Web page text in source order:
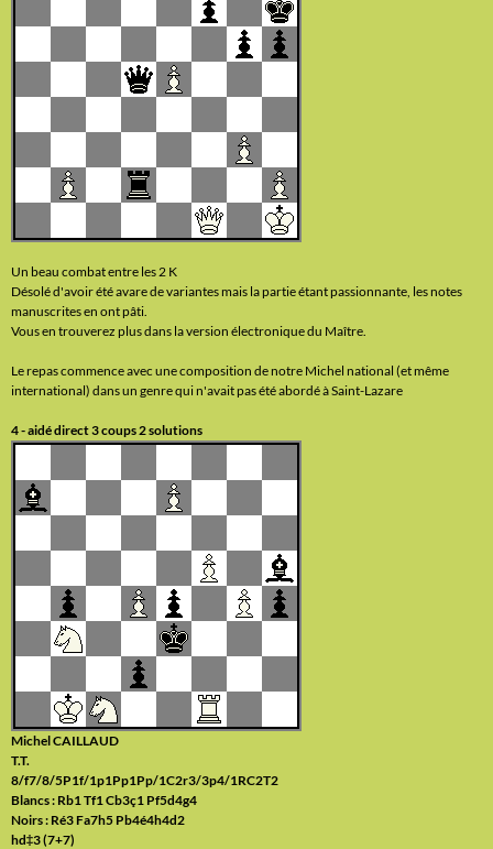
Un beau combat entre les 2 K
Désolé d'avoir été avare de variantes mais la partie étant passionnante, les notes
manuscrites en ont pâti.
Vous en trouverez plus dans la version électronique du Maître.
Le repas commence avec une composition de notre Michel national (et même
international) dans un genre qui n'avait pas été abordé à Saint-Lazare
4 - aidé direct 3 coups 2 solutions
Michel CAILLAUD
T.T.
8/f7/8/5P1f/1p1Pp1Pp/1C2r3/3p4/1RC2T2
Blancs : Rb1 Tf1 Cb3ç1 Pf5d4g4
Noirs : Ré3 Fa7h5 Pb4é4h4d2
hd‡3 (7+7)